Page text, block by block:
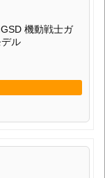
機動戦士ガ
ル